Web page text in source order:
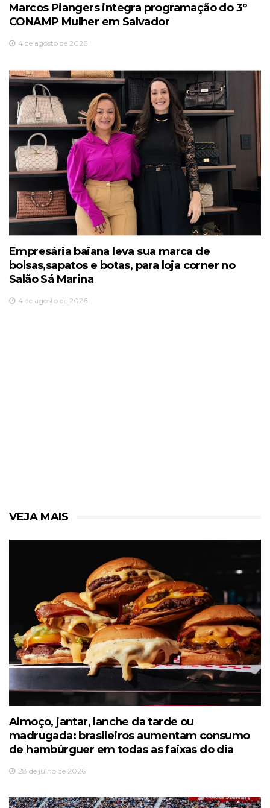
Marcos Piangers integra programação do 3º
CONAMP Mulher em Salvador
4 de agosto de 2026
Empresária baiana leva sua marca de
bolsas,sapatos e botas, para loja corner no
Salão Sá Marina
4 de agosto de 2026
VEJA MAIS
Almoço, jantar, lanche da tarde ou
madrugada: brasileiros aumentam consumo
de hambúrguer em todas as faixas do dia
28 de julho de 2026